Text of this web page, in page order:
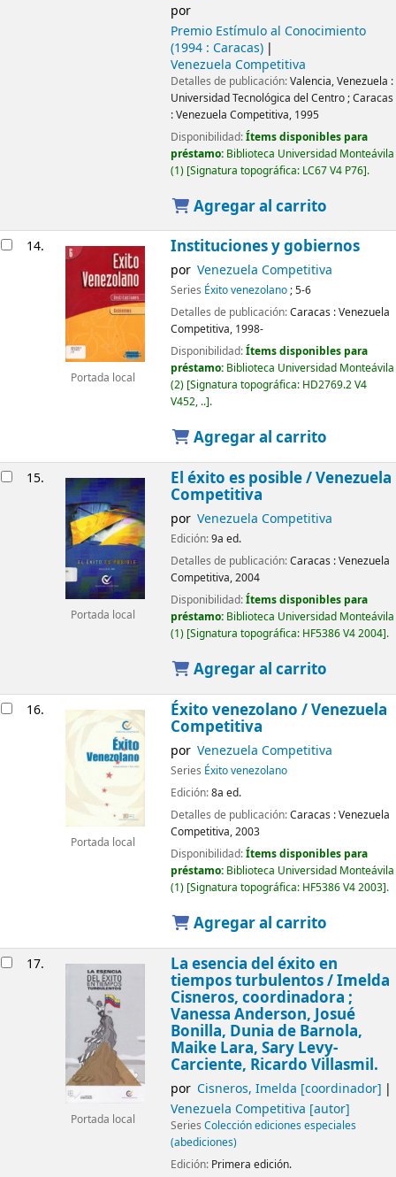
por
Premio Estímulo al Conocimiento
(1994 : Caracas)
Venezuela Competitiva
Detalles de publicación:Valencia, Venezuela :
Universidad Tecnológica del Centro ;Caracas
:Venezuela Competitiva, 1995
Disponibilidad:Ítems disponibles para
préstamo: Biblioteca Universidad Monteávila
(1) Signatura topográfica: LC67 V4 P76 .
Agregar al carrito
14.
Portada local
Instituciones y gobiernos
por Venezuela Competitiva
Series Éxito venezolano; 5-6
Detalles de publicación:Caracas :Venezuela
Competitiva, 1998-
Disponibilidad:Ítems disponibles para
préstamo: Biblioteca Universidad Monteávila
(2) Signatura topográfica: HD2769.2 V4
V452, .. .
Agregar al carrito
15.
Portada local
El éxito es posible /Venezuela
Competitiva
por Venezuela Competitiva
Edición:9a ed.
Detalles de publicación:Caracas :Venezuela
Competitiva,2004
Disponibilidad:Ítems disponibles para
préstamo: Biblioteca Universidad Monteávila
(1) Signatura topográfica: HF5386 V4 2004 .
Agregar al carrito
16.
Portada local
Éxito venezolano /Venezuela
Competitiva
por Venezuela Competitiva
Series Éxito venezolano
Edición:8a ed.
Detalles de publicación:Caracas :Venezuela
Competitiva,2003
Disponibilidad:Ítems disponibles para
préstamo: Biblioteca Universidad Monteávila
(1) Signatura topográfica: HF5386 V4 2003 .
Agregar al carrito
17.
Portada local
La esencia del éxito en
tiempos turbulentos/ Imelda
Cisneros, coordinadora ;
Vanessa Anderson, Josué
Bonilla, Dunia de Barnola,
Maike Lara, Sary Levy-
Carciente, Ricardo Villasmil.
por Cisneros, Imelda [coordinador]
Venezuela Competitiva [autor]
Series Colección ediciones especiales
(abediciones)
Edición: Primera edición.